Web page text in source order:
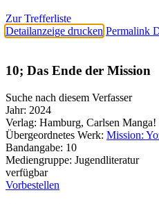
Zur Trefferliste
Detailanzeige drucken Permalink
10; Das Ende der Mission
Suche nach diesem Verfasser
Jahr: 2024
Verlag: Hamburg, Carlsen Manga!
Übergeordnetes Werk: Mission:
Bandangabe: 10
Mediengruppe: Jugendliteratur
verfügbar
Vorbestellen